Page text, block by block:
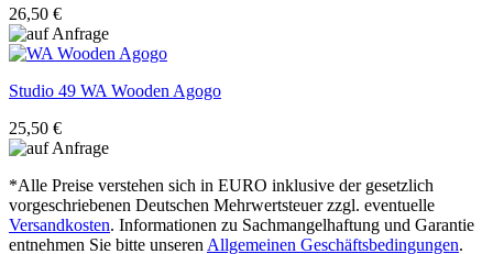
26,50 €
Studio 49 WA Wooden Agogo
25,50 €
*Alle Preise verstehen sich in EURO inklusive der gesetzlich
vorgeschriebenen Deutschen Mehrwertsteuer zzgl. eventuelle
Versandkosten. Informationen zu Sachmangelhaftung und Garantie
entnehmen Sie bitte unserenAllgemeinen Geschäftsbedingungen.